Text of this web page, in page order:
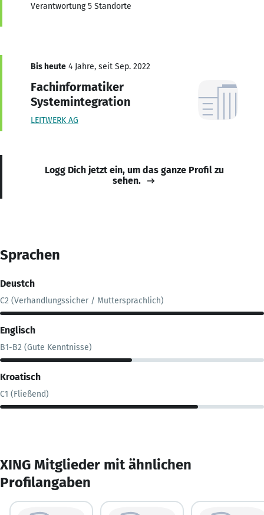
Verantwortung 5 Standorte
Bis heute 4 Jahre, seit Sep. 2022
Fachinformatiker
Systemintegration
LEITWERK AG
Logg Dich jetzt ein, um das ganze Profil zu
sehen.
Sprachen
Deustch
C2 (Verhandlungssicher / Muttersprachlich)
Englisch
B1-B2 (Gute Kenntnisse)
Kroatisch
C1 (Fließend)
XING Mitglieder mit ähnlichen
Profilangaben